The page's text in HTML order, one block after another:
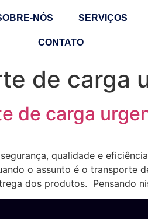
NÓS SERVIÇOS
CONTATO
de carga
de carga
qualidade e
o assunto é o transporte
dos produtos. Pensando